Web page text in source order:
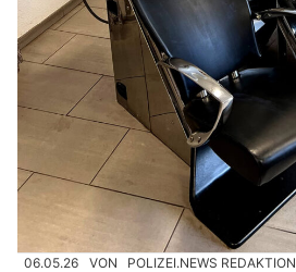
06.05.26 VON POLIZEI.NEWS REDAKTION